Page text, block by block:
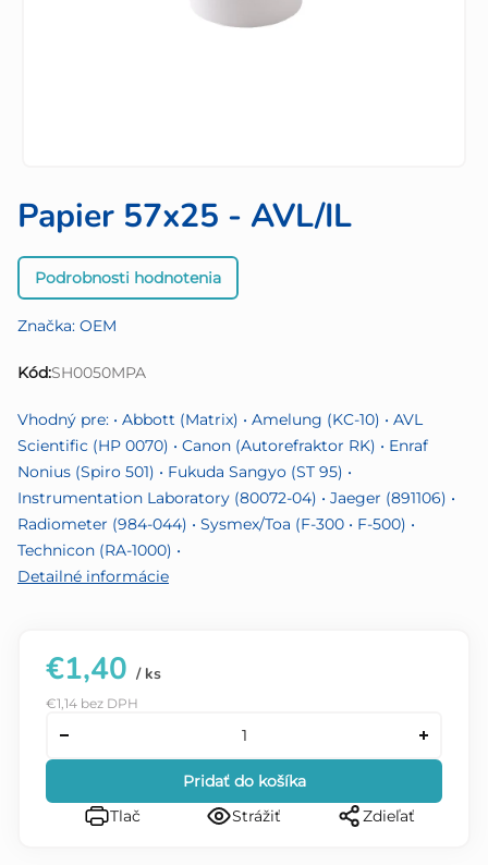
Papier 57x25 - AVL/IL
Priemerné
hodnotenie
je
0,0
5
hviezdičiek.
Podrobnosti hodnotenia
Značka: OEM
Kód:SH0050MPA
Vhodný pre: • Abbott (Matrix) • Amelung (KC-10) • AVL
Scientific (HP 0070) • Canon (Autorefraktor RK) • Enraf
Nonius (Spiro 501) • Fukuda Sangyo (ST 95) •
Instrumentation Laboratory (80072-04) • Jaeger (891106) •
Radiometer (984-044) • Sysmex/Toa (F-300 • F-500) •
Technicon (RA-1000) •
Detailné informácie
€1,40 / ks
€1,14 bez DPH
Pridať do košíka
Tlač
Strážiť Zdieľať